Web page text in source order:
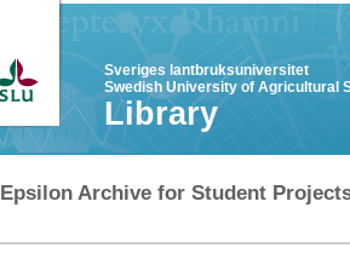
Sveriges lantbruksuniversitet
Swedish University of Agricultural
Library
Epsilon Archive for Student